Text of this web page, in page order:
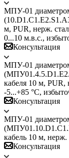
МПУ-01
м, PUR, нерж.
0...10 м.в.с.,
Консультация
МПУ-01
кабеля 10 м,
-5...+85 °C,
Консультация
МПУ-01
кабель 10 м,
Консультация